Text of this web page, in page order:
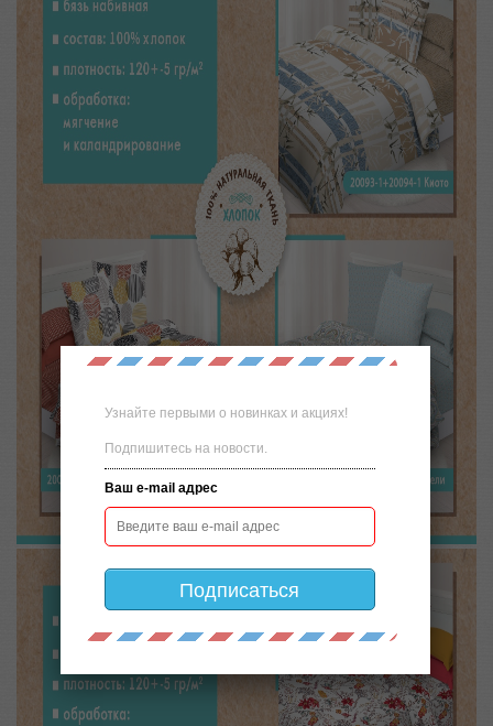
Узнайте первыми о новинках и акциях!
Подпишитесь на новости.
Ваш e-mail адрес
Подписаться